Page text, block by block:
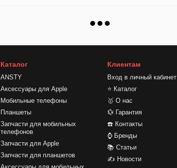
Каталог
ANSTY
Аксессуары для Apple
Мобильные телефоны
Планшеты
Запчасти для мобильных
телефонов
Запчасти для Apple
Запчасти для планшетов
Клиентам
Вход в личный кабинет
⭐ Каталог
🥇 О нас
💱 Гарантия
☎️ Контакты
⌚ Бренды
📚 Статьи
✍ Новости